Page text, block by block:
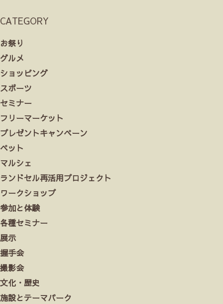
CATEGORY
お祭り
グルメ
ショッピング
スポーツ
セミナー
フリーマーケット
プレゼントキャンペーン
ペット
マルシェ
ランドセル再活用プロジェクト
ワークショップ
参加と体験
各種セミナー
展示
握手会
撮影会
文化・歴史
施設とテーマパーク